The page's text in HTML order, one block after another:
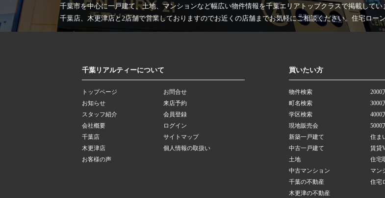
千葉市を中心に一戸建て、土地、マンションなど幅広い物件情報を千葉エリアトップクラスで掲載してい
千葉店、木更津店と2店舗で営業しておりますのでお近くの店舗までお気軽にご相談ください。住宅ロ
千葉リアルティーについて
トップページ
お知らせ
スタッフ紹介
会社概要
千葉店
木更津店
お客様の声
お問合せ
来店予約
会員登録
ログイン
サイトマップ
個人情報の取扱い
買いたい方
物件検索
町名検索
学区検索
現地販売会
新築一戸建て
中古一戸建て
土地
中古マンション
千葉の不動産
木更津の不動産
2000
3000
4000
5000
住ま
賃貸
住宅
マン
住宅